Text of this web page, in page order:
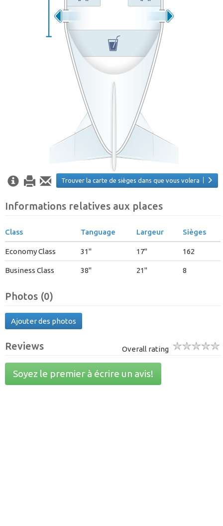
Trouver la carte de sièges dans que vous volera
Informations relatives aux places
Class Tanguage Largeur Sièges
Economy Class 31" 17" 162
Business Class 38" 21" 8
Photos (0)
Ajouter des photos
Overall rating
Reviews
Soyez le premier à écrire un avis!